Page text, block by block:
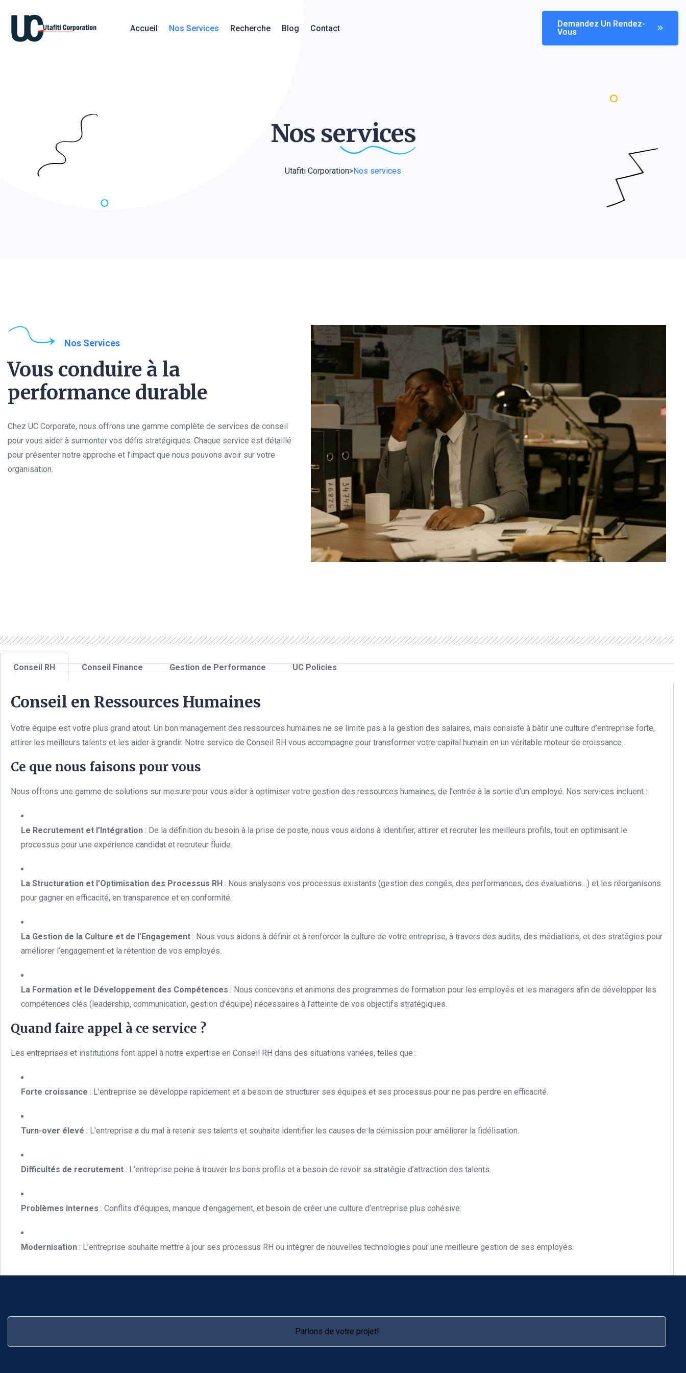
Accueil Nos Services Recherche Blog Contact
Demandez Un Rendez-
Vous
Nos services
Utafiti Corporation>Nos services
Nos Services
Vous conduire à la
performance durable
Chez UC Corporate, nous offrons une gamme complète de services de conseil
pour vous aider à surmonter vos défis stratégiques. Chaque service est détaillé
pour présenter notre approche et l’impact que nous pouvons avoir sur votre
organisation.
Conseil RH Conseil Finance Gestion de Performance UC Policies
Conseil en Ressources Humaines
Votre équipe est votre plus grand atout. Un bon management des ressources humaines ne se limite pas à la gestion des salaires, mais consiste à bâtir une culture d’entreprise forte,
attirer les meilleurs talents et les aider à grandir. Notre service de Conseil RH vous accompagne pour transformer votre capital humain en un véritable moteur de croissance.
Ce que nous faisons pour vous
Nous offrons une gamme de solutions sur mesure pour vous aider à optimiser votre gestion des ressources humaines, de l’entrée à la sortie d’un employé. Nos services incluent :
Le Recrutement et l’Intégration : De la définition du besoin à la prise de poste, nous vous aidons à identifier, attirer et recruter les meilleurs profils, tout en optimisant le
processus pour une expérience candidat et recruteur fluide.
La Structuration et l’Optimisation des Processus RH : Nous analysons vos processus existants (gestion des congés, des performances, des évaluations…) et les réorganisons
pour gagner en efficacité, en transparence et en conformité.
La Gestion de la Culture et de l’Engagement : Nous vous aidons à définir et à renforcer la culture de votre entreprise, à travers des audits, des médiations, et des stratégies pour
améliorer l’engagement et la rétention de vos employés.
La Formation et le Développement des Compétences : Nous concevons et animons des programmes de formation pour les employés et les managers afin de développer les
compétences clés (leadership, communication, gestion d’équipe) nécessaires à l’atteinte de vos objectifs stratégiques.
Quand faire appel à ce service ?
Les entreprises et institutions font appel à notre expertise en Conseil RH dans des situations variées, telles que :
Forte croissance : L’entreprise se développe rapidement et a besoin de structurer ses équipes et ses processus pour ne pas perdre en efficacité.
Turn-over élevé : L’entreprise a du mal à retenir ses talents et souhaite identifier les causes de la démission pour améliorer la fidélisation.
Difficultés de recrutement : L’entreprise peine à trouver les bons profils et a besoin de revoir sa stratégie d’attraction des talents.
Problèmes internes : Conflits d’équipes, manque d’engagement, et besoin de créer une culture d’entreprise plus cohésive.
Modernisation : L’entreprise souhaite mettre à jour ses processus RH ou intégrer de nouvelles technologies pour une meilleure gestion de ses employés.
Parlons de votre projet!